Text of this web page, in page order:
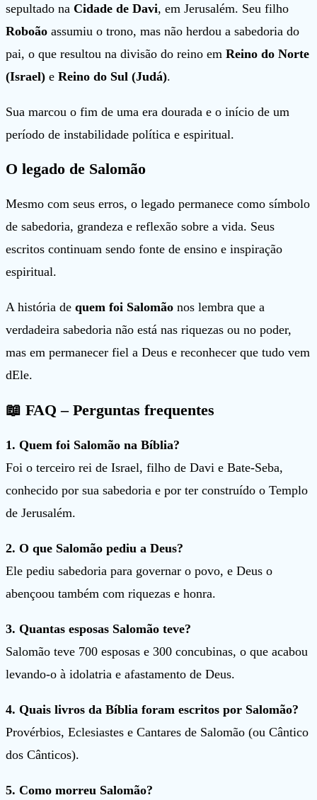
sepultado na Cidade de Davi, em Jerusalém. Seu filho
Roboão assumiu o trono, mas não herdou a sabedoria do
pai, o que resultou na divisão do reino em Reino do Norte
(Israel) e Reino do Sul (Judá).
Sua marcou o fim de uma era dourada e o início de um
período de instabilidade política e espiritual.
O legado de Salomão
Mesmo com seus erros, o legado permanece como símbolo
de sabedoria, grandeza e reflexão sobre a vida. Seus
escritos continuam sendo fonte de ensino e inspiração
espiritual.
A história de quem foi Salomão nos lembra que a
verdadeira sabedoria não está nas riquezas ou no poder,
mas em permanecer fiel a Deus e reconhecer que tudo vem
dEle.
📖 FAQ – Perguntas frequentes
1. Quem foi Salomão na Bíblia?
Foi o terceiro rei de Israel, filho de Davi e Bate-Seba,
conhecido por sua sabedoria e por ter construído o Templo
de Jerusalém.
2. O que Salomão pediu a Deus?
Ele pediu sabedoria para governar o povo, e Deus o
abençoou também com riquezas e honra.
3. Quantas esposas Salomão teve?
Salomão teve 700 esposas e 300 concubinas, o que acabou
levando-o à idolatria e afastamento de Deus.
4. Quais livros da Bíblia foram escritos por Salomão?
Provérbios, Eclesiastes e Cantares de Salomão (ou Cântico
dos Cânticos).
5. Como morreu Salomão?